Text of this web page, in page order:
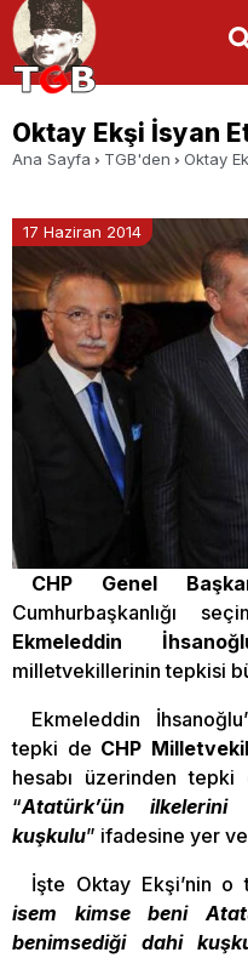
Oktay Ekşi İsyan
Ana Sayfa TGB'den Oktay
17 Haziran 2014
CHP Genel
Cumhurbaşkanlığı
Ekmeleddin
milletvekillerinin tepkisi
Ekmeleddin
tepki de CHP
hesabı üzerinden
“Atatürk’ün ilkelerini
kuşkulu” ifadesine yer
İşte Oktay Ekşi’nin o
isem kimse beni
benimsediği dahi